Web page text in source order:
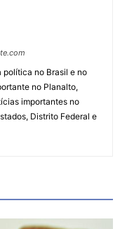
política no Brasil e no
no Planalto,
importantes no
Distrito Federal e